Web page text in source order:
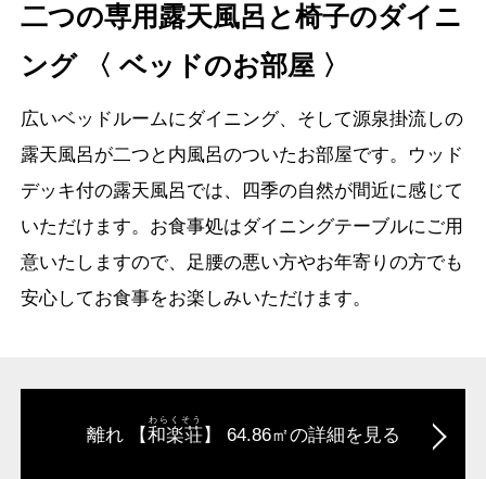
二つの専用露天風呂と椅子のダイニ
ング 〈 ベッドのお部屋 〉
広いベッドルームにダイニング、そして源泉掛流しの
露天風呂が二つと内風呂のついたお部屋です。ウッド
デッキ付の露天風呂では、四季の自然が間近に感じて
いただけます。お食事処はダイニングテーブルにご用
意いたしますので、足腰の悪い方やお年寄りの方でも
安心してお食事をお楽しみいただけます。
離れ 【和楽荘
わらくそう
】 64.86㎡の詳細を見る